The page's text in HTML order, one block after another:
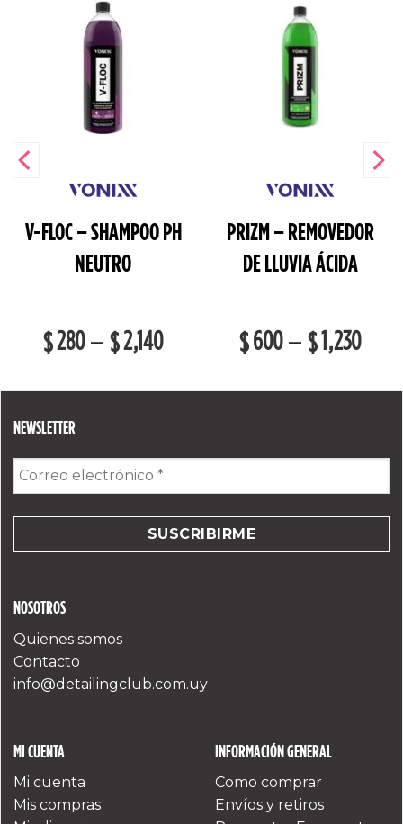
V-FLOC – SHAMPOO PH
NEUTRO
$280– $2,140
PRIZM – REMOVEDOR
DE LLUVIA ÁCIDA
$600– $1,230
NOSOTROS
Quienes somos
Contacto
info@detailingclub.com.uy
MI CUENTA
Mi cuenta
Mis compras
INFORMACIÓN GENERAL
Como comprar
Envíos y retiros
NEWSLETTER
electrónico